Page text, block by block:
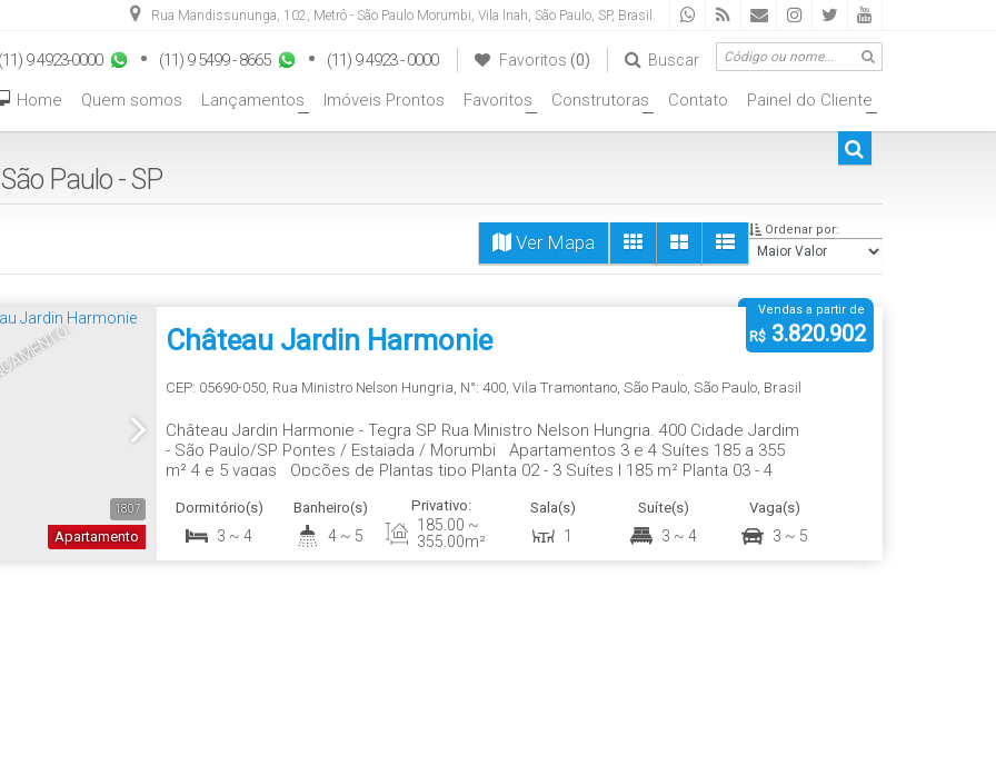
Rua Mandissununga, 102, Metrô - São Paulo Morumbi, Vila Inah, São Paulo, SP, Brasil
Buscar
Favoritos (0)
(11) 9 4923-0000 (11) 9 5499 - 8665 (11) 9 4923 - 0000
+
Painel do Cliente
Contato
+
Construtoras
+
Favoritos
Imóveis Prontos
+
Lançamentos
Quem somos
Home
Paulo - SP
Ver Mapa
Ordenar por:
1807
Apartamento
Château Jardin Harmonie R$ 3.820.902
Vendas a partir de
CEP: 05690-050 Rua Ministro Nelson Hungria N°: 400 ,Vila Tramontano ,São Paulo ,São Paulo Brasil
3 ~ 4
Dormitório(s)
4 ~ 5
Banheiro(s) Privativo:
185 .00 ~
355 .00m² 1
Sala(s)
3 ~ 4
Suíte(s)
3 ~ 5
Vaga(s)
Château Jardin Harmonie - Tegra SP Rua Ministro Nelson Hungria. 400 Cidade Jardim
- São Paulo/SP Pontes / Estaiada / Morumbi Apartamentos 3 e 4 Suítes 185 a 355
m² 4 e 5 vagas Opções de Plantas tipo Planta 02 - 3 Suítes | 185 m² Planta 03 - 4
Planta 06 - 4 Suítes | 248 m² Outras...